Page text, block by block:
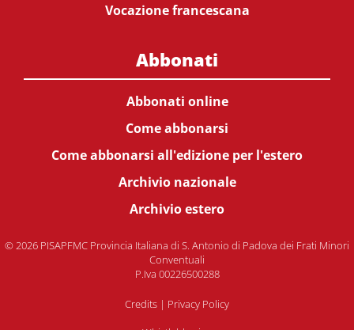
Vocazione francescana
Abbonati
Abbonati online
Come abbonarsi
Come abbonarsi all'edizione per l'estero
Archivio nazionale
Archivio estero
© 2026 PISAPFMC Provincia Italiana di S. Antonio di Padova dei Frati Minori
Conventuali
P.Iva 00226500288
Credits | Privacy Policy